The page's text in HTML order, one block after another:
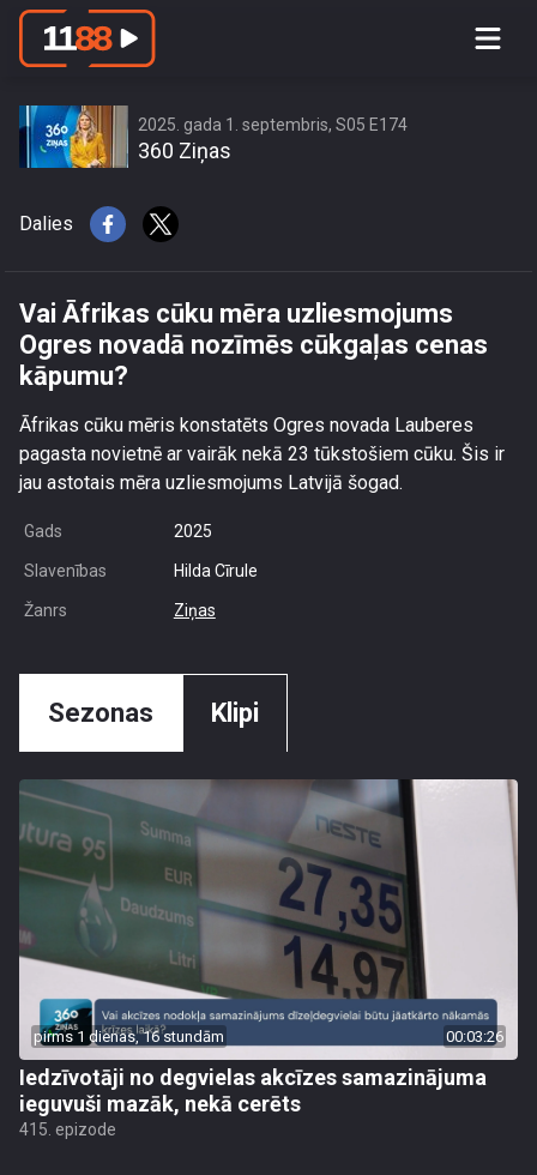
Vai Āfrikas cūku mēra uzliesmojums
2025. gada 1. septembris, S05 E174
360 Ziņas
Dalies
Vai Āfrikas cūku mēra uzliesmojums
Ogres novadā nozīmēs cūkgaļas cenas
kāpumu?
Āfrikas cūku mēris konstatēts Ogres novada Lauberes
pagasta novietnē ar vairāk nekā 23 tūkstošiem cūku. Šis ir
jau astotais mēra uzliesmojums Latvijā šogad.
Gads 2025
Slavenības Hilda Cīrule
Žanrs Ziņas
Sezonas Klipi
pirms 1 dienas, 16 stundām 00:03:26
Iedzīvotāji no degvielas akcīzes samazinājuma
ieguvuši mazāk, nekā cerēts
415. epizode